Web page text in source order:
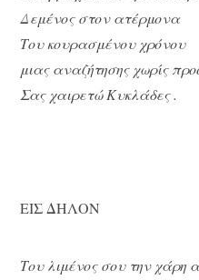
Δεμένος στον ατέρμονα
Του κουρασμένου χρόνου
μιας αναζήτησης χωρίς
Σας χαιρετώ Κυκλάδες .
ΕΙΣ ΔΗΛΟΝ
Του λιμένος σου την